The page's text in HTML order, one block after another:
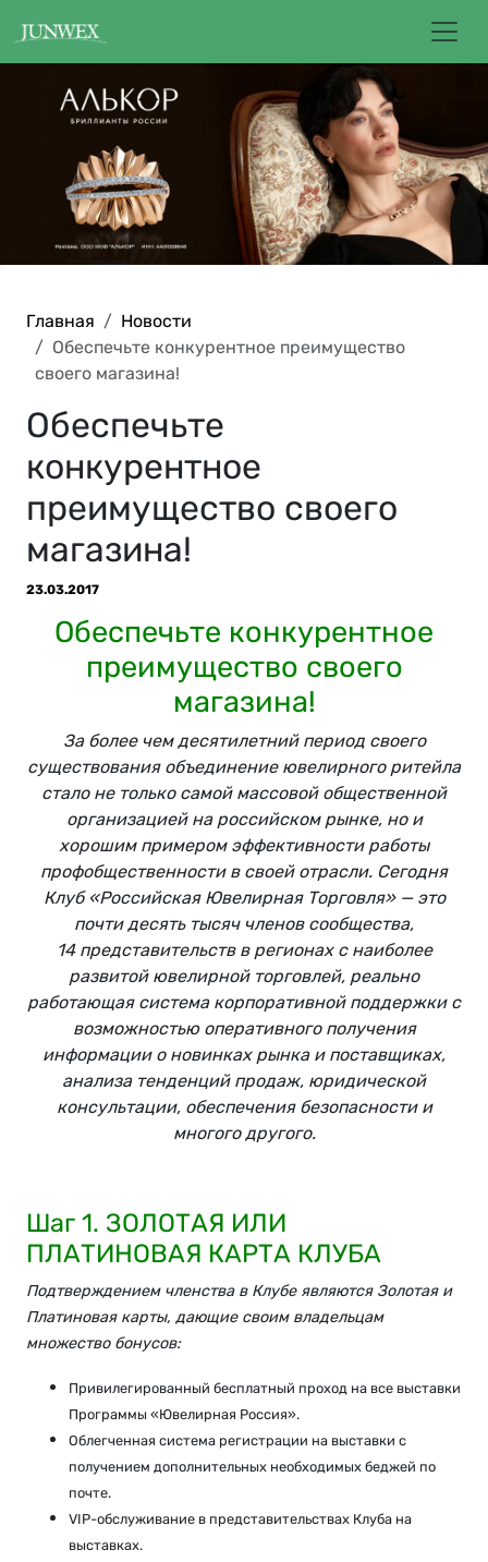
Главная
Новости
Обеспечьте конкурентное преимущество
своего магазина!
Обеспечьте
конкурентное
преимущество своего
магазина!
23.03.2017
Обеспечьте конкурентное
преимущество своего
магазина!
За более чем десятилетний период своего
существования объединение ювелирного ритейла
стало не только самой массовой общественной
организацией на российском рынке, но и
хорошим примером эффективности работы
профобщественности в своей отрасли. Сегодня
Клуб «Российская Ювелирная Торговля» — это
почти десять тысяч членов сообщества,
14 представительств в регионах с наиболее
развитой ювелирной торговлей, реально
работающая система корпоративной поддержки с
возможностью оперативного получения
информации о новинках рынка и поставщиках,
анализа тенденций продаж, юридической
консультации, обеспечения безопасности и
многого другого.
Шаг 1. ЗОЛОТАЯ ИЛИ
ПЛАТИНОВАЯ КАРТА КЛУБА
Подтверждением членства в Клубе являются Золотая и
Платиновая карты, дающие своим владельцам
множество бонусов:
Привилегированный бесплатный проход на все выставки
Программы «Ювелирная Россия».
Облегченная система регистрации на выставки с
получением дополнительных необходимых беджей по
почте.
VIP-обслуживание в представительствах Клуба на
выставках.